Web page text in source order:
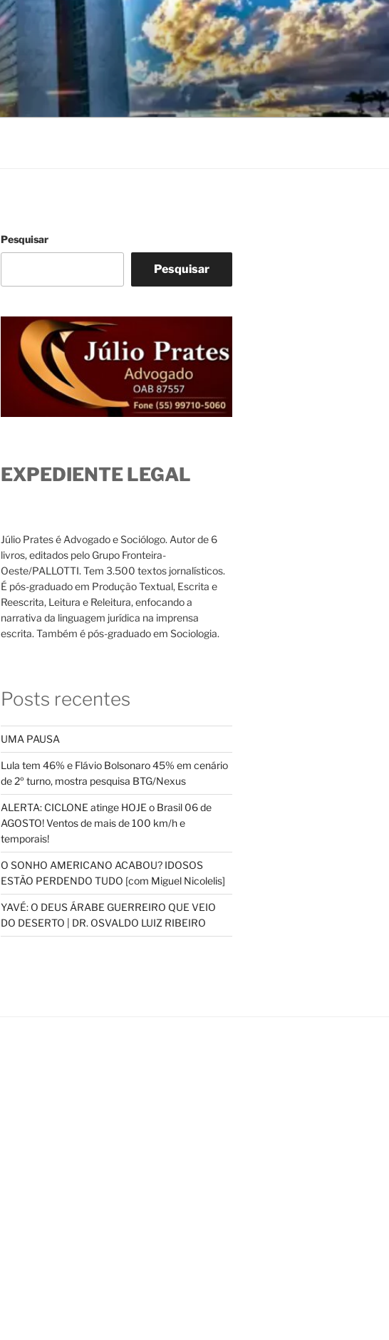
Pesquisar
Pesquisar
EXPEDIENTE LEGAL
Júlio Prates é Advogado e Sociólogo. Autor de 6
livros, editados pelo Grupo Fronteira-
Oeste/PALLOTTI. Tem 3.500 textos jornalísticos.
É pós-graduado em Produção Textual, Escrita e
Reescrita, Leitura e Releitura, enfocando a
narrativa da linguagem jurídica na imprensa
escrita. Também é pós-graduado em Sociologia.
Posts recentes
UMA PAUSA
Lula tem 46% e Flávio Bolsonaro 45% em cenário
de 2º turno, mostra pesquisa BTG/Nexus
ALERTA: CICLONE atinge HOJE o Brasil 06 de
AGOSTO! Ventos de mais de 100 km/h e
temporais!
O SONHO AMERICANO ACABOU? IDOSOS
ESTÃO PERDENDO TUDO [com Miguel Nicolelis]
YAVÉ: O DEUS ÁRABE GUERREIRO QUE VEIO
DO DESERTO | DR. OSVALDO LUIZ RIBEIRO